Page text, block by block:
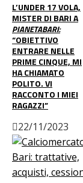
L’UNDER 17 VOLA,
MISTER DI BARI A
PIANETABARI:
“OBIETTIVO
ENTRARE NELLE
PRIME CINQUE, MI
HA CHIAMATO
POLITO. VI
RACCONTO I MIEI
RAGAZZI”
22/11/2023